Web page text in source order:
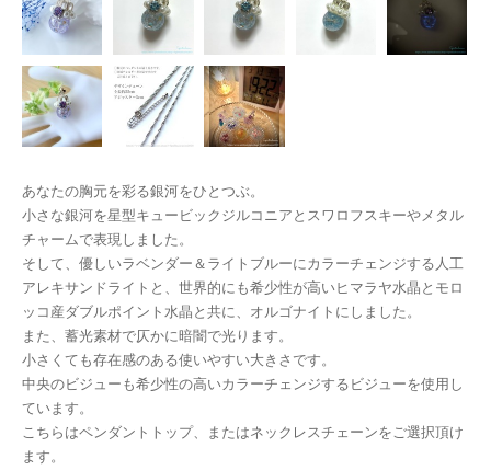
あなたの胸元を彩る銀河をひとつぶ。
小さな銀河を星型キュービックジルコニアとスワロフスキーやメタル
チャームで表現しました。
そして、優しいラベンダー＆ライトブルーにカラーチェンジする人工
アレキサンドライトと、世界的にも希少性が高いヒマラヤ水晶とモロ
ッコ産ダブルポイント水晶と共に、オルゴナイトにしました。
また、蓄光素材で仄かに暗闇で光ります。
小さくても存在感のある使いやすい大きさです。
中央のビジューも希少性の高いカラーチェンジするビジューを使用し
ています。
こちらはペンダントトップ、またはネックレスチェーンをご選択頂け
ます。